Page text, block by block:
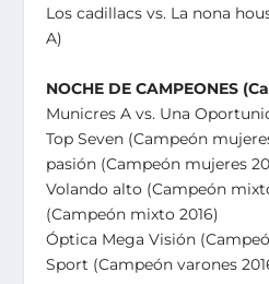
Los cadillacs vs. La nona
A)
NOCHE DE CAMPEONES
Municres A vs. Una
Top Seven (Campeón
pasión (Campeón mujeres
Volando alto (Campeón
(Campeón mixto 2016)
Óptica Mega Visión
Sport (Campeón varones